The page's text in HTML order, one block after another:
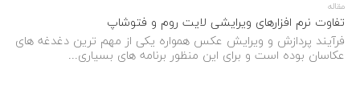
مقاله
تفاوت نرم افزارهای ویرایشی لایت روم و فتوشاپ
فرآیند پردازش و ویرایش عکس همواره یکی از مهم ترین دغدغه های
عکاسان بوده است و برای این منظور برنامه های بسیاری...